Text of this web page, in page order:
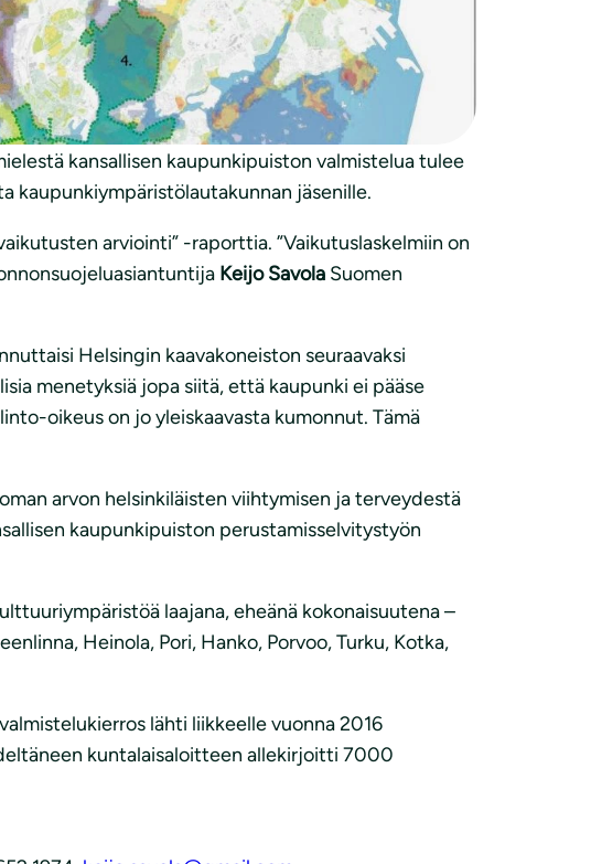
ja taloudellisten vaikutusten arviointia
turvatun kansallisen kaupunkipuiston
kansallisen kaupunkipuiston valmistelua tulee
kaupunkiympäristölautakunnan jäsenille.
arviointi” -raporttia. ”Vaikutuslaskelmiin on
Keijo Savola Suomen
Helsingin kaavakoneiston seuraavaksi
menetyksiä jopa siitä, että kaupunki ei pääse
oikeus on jo yleiskaavasta kumonnut. Tämä
arvon helsinkiläisten viihtymisen ja terveydestä
kaupunkipuiston perustamisselvitystyön
laajana, eheänä kokonaisuutena –
Heinola, Pori, Hanko, Porvoo, Turku, Kotka,
lähti liikkeelle vuonna 2016
kuntalaisaloitteen allekirjoitti 7000